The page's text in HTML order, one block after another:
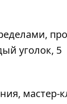
уголок, 5
мастер-